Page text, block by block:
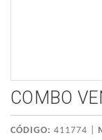
COMBO
CÓDIGO: 411774 |